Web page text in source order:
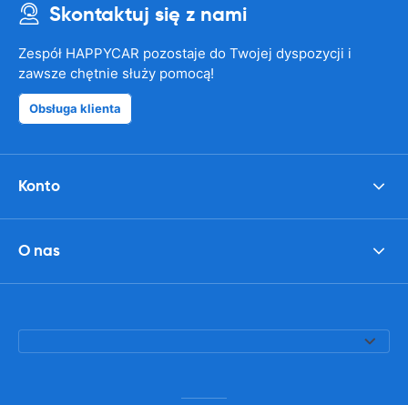
Skontaktuj się z nami
Zespół HAPPYCAR pozostaje do Twojej dyspozycji i
zawsze chętnie służy pomocą!
Obsługa klienta
Konto
O nas